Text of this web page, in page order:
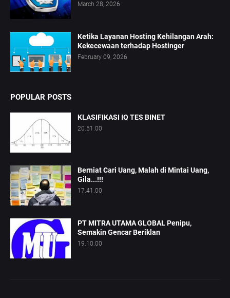
March 28, 2026
Ketika Layanan Hosting Kehilangan Arah:
Kekecewaan terhadap Hostinger
February 09, 2026
POPULAR POSTS
KLASIFIKASI IQ TES BINET
20.51.00
Berniat Cari Uang, Malah di Mintai Uang,
Gila...!!!
17.41.00
PT MITRA UTAMA GLOBAL Penipu,
Semakin Gencar Beriklan
19.10.00